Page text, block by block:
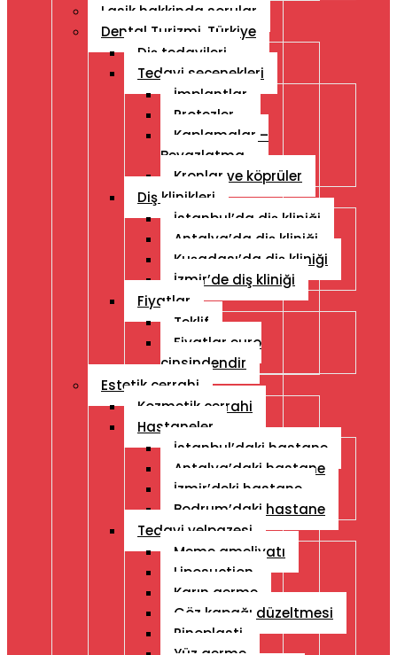
Lasik hakkinda sorular
Dental Turizmi, Türkiye
Diş tedavileri
Tedavi seçenekleri
İmplantlar
Protezler
Kaplamalar –
Beyazlatma
Kronlar ve köprüler
Diş klinikleri
İstanbul’da diş kliniği
Antalya’da diş kliniği
Kuşadası’da diş kliniği
İzmir’de diş kliniği
Fiyatlar
Teklif
Fiyatlar euro
cinsindendir
Estetik cerrahi
Kozmetik cerrahi
Hastaneler
İstanbul’daki hastane
Antalya’daki hastane
İzmir’deki hastane
Bodrum’daki hastane
Tedavi yelpazesi
Meme ameliyatı
Liposuction
Karın germe
Göz kapağı düzeltmesi
Rinoplasti